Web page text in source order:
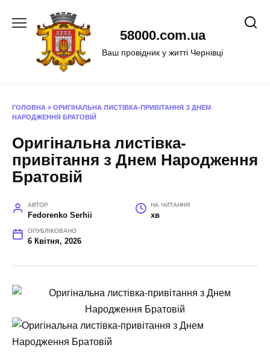
58000.com.ua
Ваш провідник у житті Чернівці
ГОЛОВНА » ОРИГІНАЛЬНА ЛИСТІВКА-ПРИВІТАННЯ З ДНЕМ
НАРОДЖЕННЯ БРАТОВІЙ
Оригінальна листівка-
привітання з Днем Народження
Братовій
АВТОР
Fedorenko Serhii
НА ЧИТАННЯ
хв
ОПУБЛІКОВАНО
6 Квітня, 2026